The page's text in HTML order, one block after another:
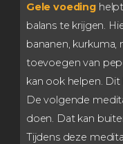
Gele voeding
balans te krijgen.
bananen, kurkuma,
toevoegen van
kan ook helpen. Dit
De volgende
doen. Dat kan
Tijdens deze